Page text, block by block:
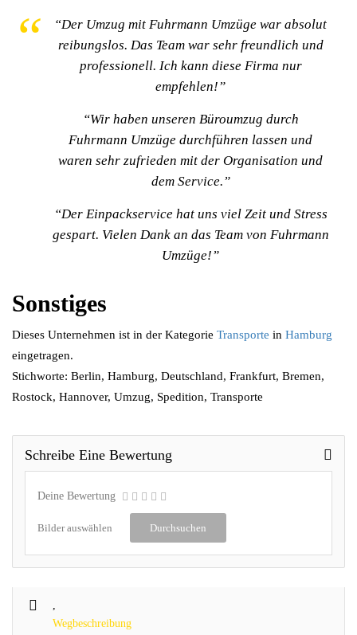
“Der Umzug mit Fuhrmann Umzüge war absolut
reibungslos. Das Team war sehr freundlich und
professionell. Ich kann diese Firma nur
empfehlen!”
“Wir haben unseren Büroumzug durch
Fuhrmann Umzüge durchführen lassen und
waren sehr zufrieden mit der Organisation und
dem Service.”
“Der Einpackservice hat uns viel Zeit und Stress
gespart. Vielen Dank an das Team von Fuhrmann
Umzüge!”
Sonstiges
Dieses Unternehmen ist in der Kategorie Transporte in Hamburg
eingetragen.
Stichworte: Berlin, Hamburg, Deutschland, Frankfurt, Bremen,
Rostock, Hannover, Umzug, Spedition, Transporte
Schreibe Eine Bewertung
Deine Bewertung
Bilder auswählen Durchsuchen
,
Wegbeschreibung